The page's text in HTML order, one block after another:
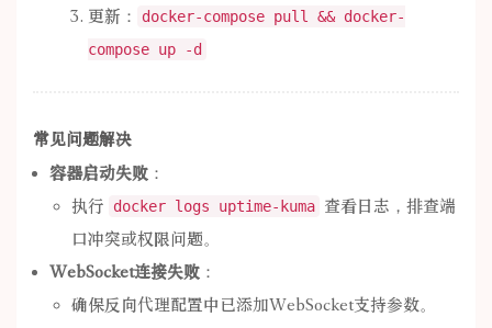
更新：
docker-compose pull && docker-
compose up -d
常见问题解决
容器启动失败 ：
执行
docker logs uptime-kuma 查看日志，排查端
口冲突或权限问题。
WebSocket连接失败 ：
确保反向代理配置中已添加WebSocket支持参数。